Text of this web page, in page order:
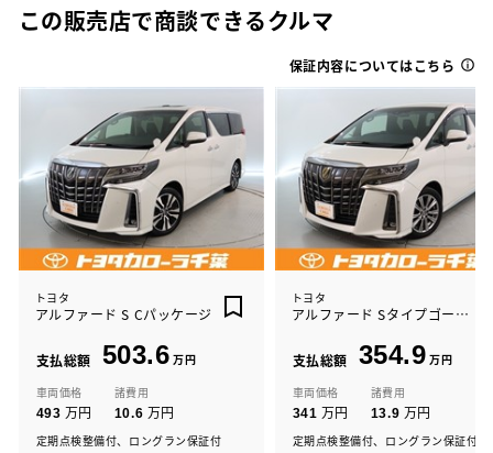
この販売店で商談できるクルマ
保証内容についてはこちら
トヨタ
アルファード S Cパッケージ
支払総額 503.6 万円
車両価格
493 万円
諸費用
10.6 万円
定期点検整備付、ロングラン保証付
トヨタ
アルファード Sタイプゴールド2
支払総額 354.9 万円
車両価格
341 万円
諸費用
13.9 万円
定期点検整備付、ロングラン保証付